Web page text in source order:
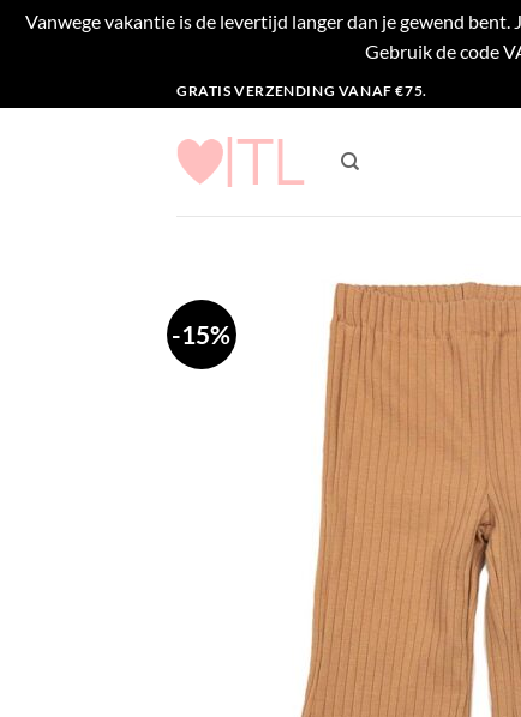
Vanwege vakantie is de levertijd langer dan je gewend
Gebruik de code
naar
GRATIS VERZENDING VANAF €75.
-15%